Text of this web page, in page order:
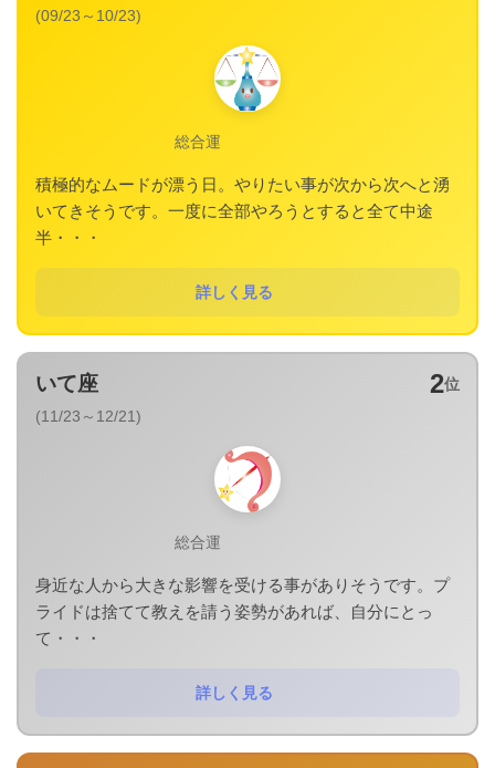
(09/23～10/23)
総合運
積極的なムードが漂う日。やりたい事が次から次へと湧
いてきそうです。一度に全部やろうとすると全て中途
半・・・
詳しく見る
2位
いて座
(11/23～12/21)
総合運
身近な人から大きな影響を受ける事がありそうです。プ
ライドは捨てて教えを請う姿勢があれば、自分にとっ
て・・・
詳しく見る